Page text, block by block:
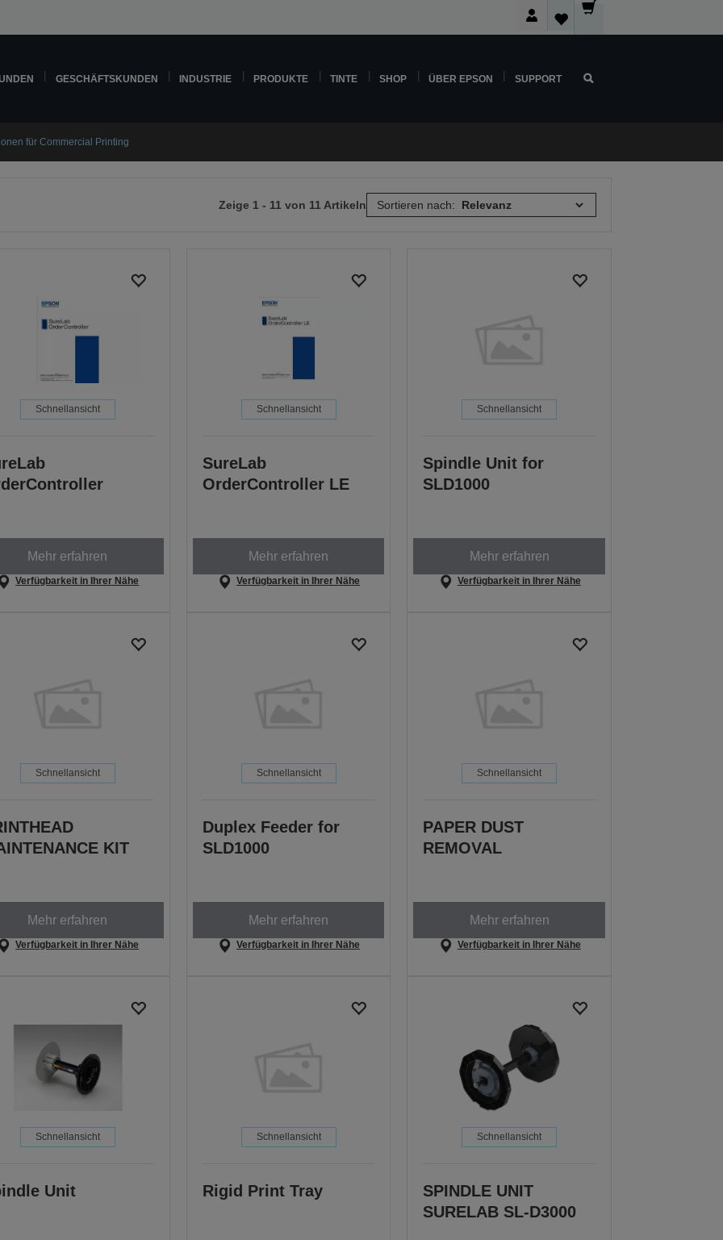
GESCHÄFTSKUNDEN INDUSTRIE PRODUKTE TINTE SHOP ÜBER EPSON SUPPORT
für Commercial Printing
Zeige 1 - 11 von 11 Artikeln Sortieren nach:
Schnellansicht
Mehr erfahren
Verfügbarkeit in Ihrer Nähe
Schnellansicht
SureLab
OrderController LE
Mehr erfahren
Verfügbarkeit in Ihrer Nähe
Schnellansicht
Spindle Unit for
SLD1000
Mehr erfahren
Verfügbarkeit in Ihrer Nähe
Schnellansicht
KIT
Mehr erfahren
Verfügbarkeit in Ihrer Nähe
Schnellansicht
Duplex Feeder for
SLD1000
Mehr erfahren
Verfügbarkeit in Ihrer Nähe
Schnellansicht
PAPER DUST
REMOVAL
Mehr erfahren
Verfügbarkeit in Ihrer Nähe
Schnellansicht
Unit
Schnellansicht
Rigid Print Tray
Schnellansicht
SPINDLE UNIT
SURELAB SL-D3000